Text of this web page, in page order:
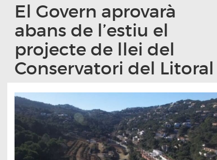
El Govern aprovarà
abans de l’estiu el
projecte de llei del
Conservatori del Litoral